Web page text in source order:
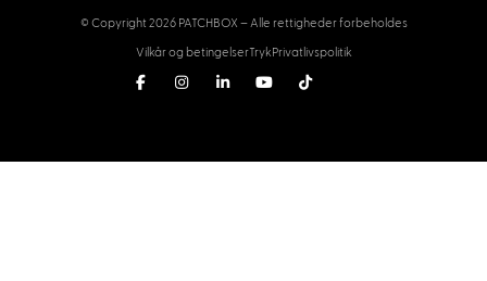
© Copyright 2026 PATCHBOX – Alle rettigheder forbeholdes
Vilkår og betingelserTrykPrivatlivspolitik